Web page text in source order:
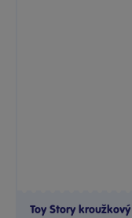
Toy Story